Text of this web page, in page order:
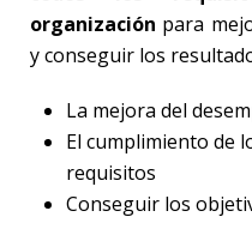
organización para
y conseguir los
La mejora del
El cumplimiento de
requisitos
Conseguir los